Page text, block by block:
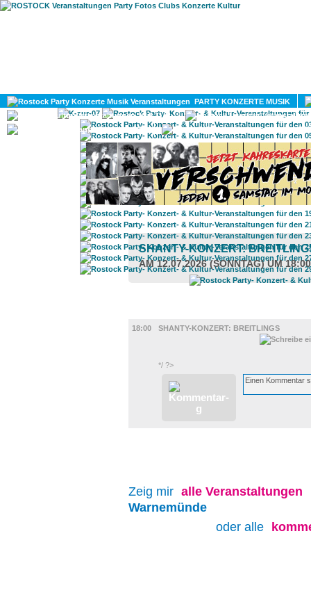
PARTY KONZERTE MUSIK
KULTUR
GAY
SHANTY-KONZERT:
AM 12.07.2026 (SONNTAG) UM
18:00
SHANTY-KONZERT: BREITLINGS
*/ ?>
Zeig mir alle Veranstaltungen
Warnemünde
oder alle